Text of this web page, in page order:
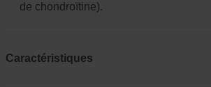
de chondroïtine).
Caractéristiques